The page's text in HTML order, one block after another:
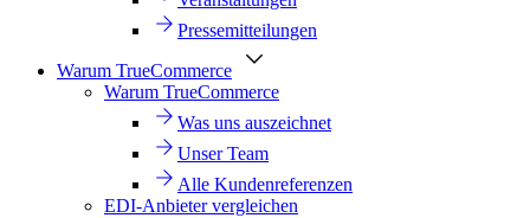
Pressemitteilungen
Warum TrueCommerce
Warum TrueCommerce
Was uns auszeichnet
Unser Team
Alle Kundenreferenzen
EDI-Anbieter vergleichen